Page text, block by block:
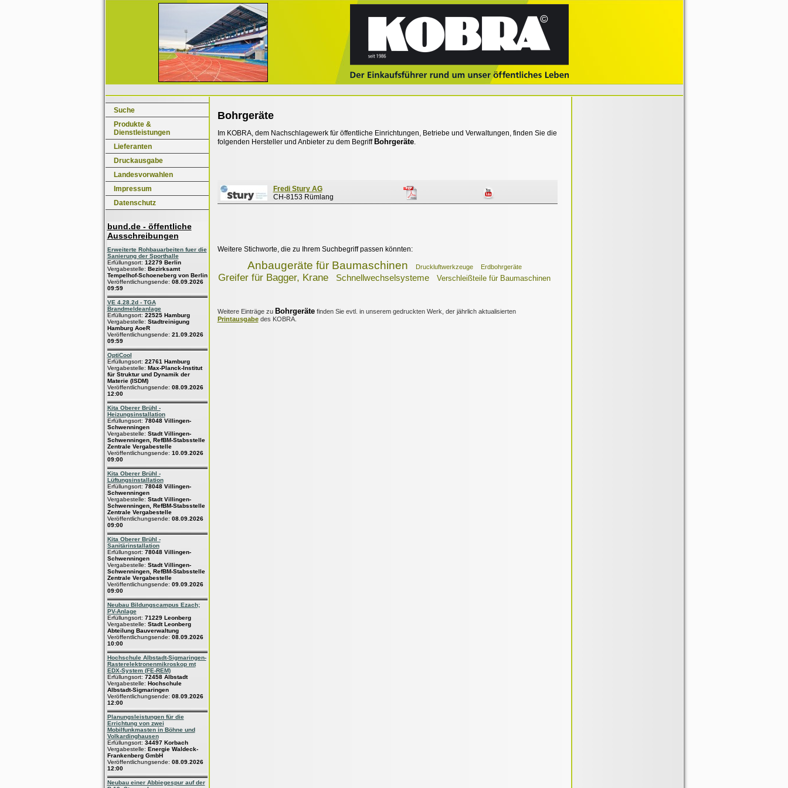
Suche
Produkte &
Dienstleistungen
Lieferanten
Druckausgabe
Landesvorwahlen
Impressum
Datenschutz
bund.de - öffentliche
Ausschreibungen
Erweiterte Rohbauarbeiten fuer die
Sanierung der Sporthalle
Erfüllungsort: 12279 Berlin
Vergabestelle: Bezirksamt
Tempelhof-Schoeneberg von Berlin
Veröffentlichungsende: 08.09.2026
09:59
VE 4.28.2d - TGA
Brandmeldeanlage
Erfüllungsort: 22525 Hamburg
Vergabestelle: Stadtreinigung
Hamburg AoeR
Veröffentlichungsende: 21.09.2026
09:59
OptiCool
Erfüllungsort: 22761 Hamburg
Vergabestelle: Max-Planck-Institut
für Struktur und Dynamik der
Materie (ISDM)
Veröffentlichungsende: 08.09.2026
12:00
Kita Oberer Brühl -
Heizungsinstallation
Erfüllungsort: 78048 Villingen-
Schwenningen
Vergabestelle: Stadt Villingen-
Schwenningen, RefBM-Stabsstelle
Zentrale Vergabestelle
Veröffentlichungsende: 10.09.2026
09:00
Kita Oberer Brühl -
Lüftungsinstallation
Erfüllungsort: 78048 Villingen-
Schwenningen
Vergabestelle: Stadt Villingen-
Schwenningen, RefBM-Stabsstelle
Zentrale Vergabestelle
Veröffentlichungsende: 08.09.2026
09:00
Kita Oberer Brühl -
Sanitärinstallation
Erfüllungsort: 78048 Villingen-
Schwenningen
Vergabestelle: Stadt Villingen-
Schwenningen, RefBM-Stabsstelle
Zentrale Vergabestelle
Veröffentlichungsende: 09.09.2026
09:00
Neubau Bildungscampus Ezach;
PV-Anlage
Erfüllungsort: 71229 Leonberg
Vergabestelle: Stadt Leonberg
Abteilung Bauverwaltung
Veröffentlichungsende: 08.09.2026
10:00
Hochschule Albstadt-Sigmaringen-
Rasterelektronenmikroskop mt
EDX-System (FE-REM)
Erfüllungsort: 72458 Albstadt
Vergabestelle: Hochschule
Albstadt-Sigmaringen
Veröffentlichungsende: 08.09.2026
12:00
Planungsleistungen für die
Errichtung von zwei
Mobilfunkmasten in Böhne und
Volkardinghausen
Erfüllungsort: 34497 Korbach
Vergabestelle: Energie Waldeck-
Frankenberg GmbH
Veröffentlichungsende: 08.09.2026
12:00
Neubau einer Abbiegespur auf der
Bohrgeräte
Im KOBRA, dem Nachschlagewerk für öffentliche Einrichtungen, Betriebe und Verwaltungen, finden Sie die
folgenden Hersteller und Anbieter zu dem Begriff Bohrgeräte.
Fredi Stury AG
CH-8153 Rümlang
Weitere Stichworte, die zu Ihrem Suchbegriff passen könnten:
Anbaugeräte für Baumaschinen Druckluftwerkzeuge Erdbohrgeräte
Greifer für Bagger, Krane Schnellwechselsysteme Verschleißteile für Baumaschinen
Weitere Einträge zu Bohrgerätefinden Sie evtl. in unserem gedruckten Werk, der jährlich aktualisierten
Printausgabedes KOBRA.